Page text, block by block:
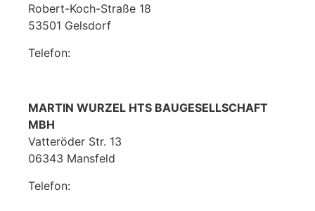
Robert-Koch-Straße 18
53501 Gelsdorf
Telefon:
MARTIN WURZEL HTS BAUGESELLSCHAFT
MBH
Vatteröder Str. 13
06343 Mansfeld
Telefon: ‭